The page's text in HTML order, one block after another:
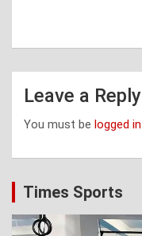
Leave a Reply
You must be logged in
Times Sports